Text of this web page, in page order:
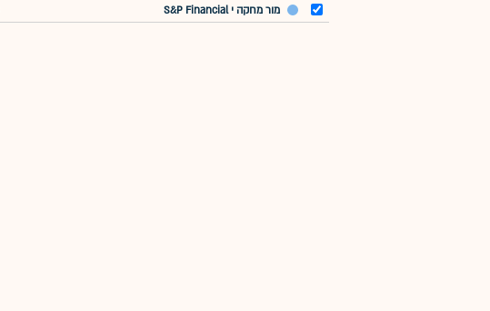
מור מחקה י S&P Financial